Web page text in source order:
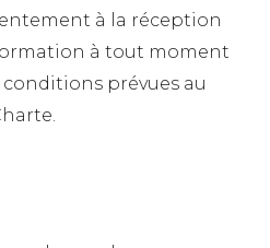
à la réception
à tout moment
conditions prévues au